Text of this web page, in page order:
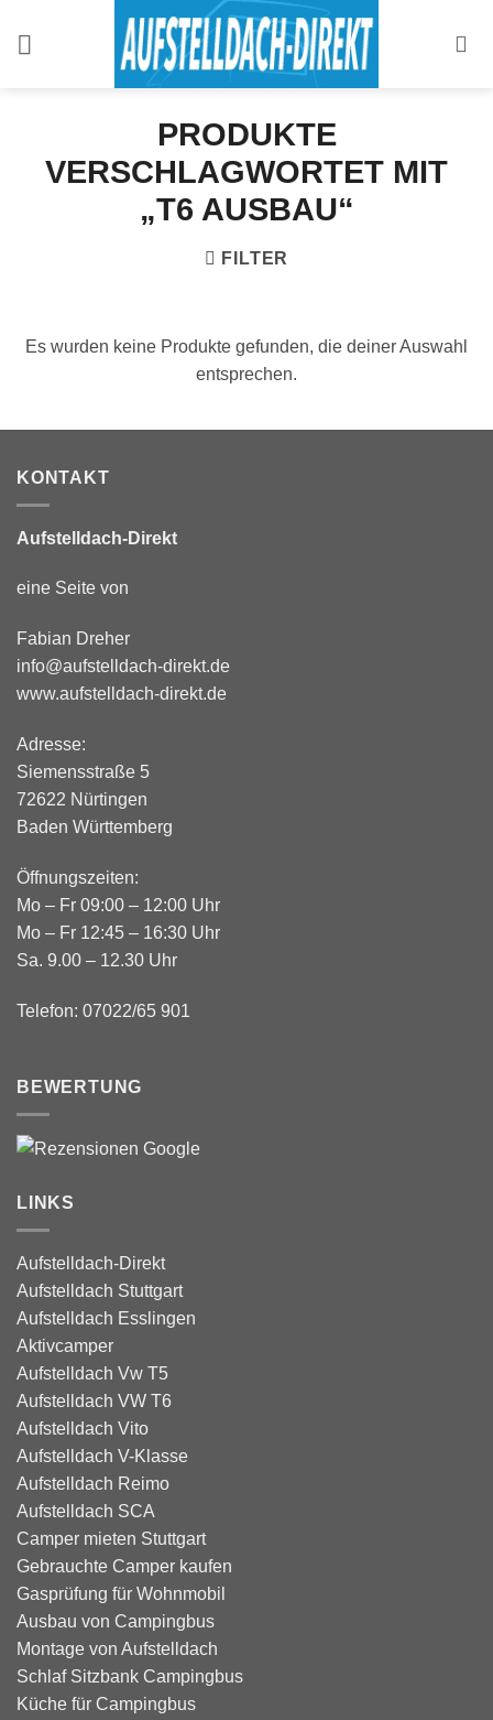
Inhalt
PRODUKTE
VERSCHLAGWORTET MIT
„T6 AUSBAU“
FILTER
Es wurden keine Produkte gefunden, die deiner Auswahl
entsprechen.
KONTAKT
Aufstelldach-Direkt
eine Seite von
Fabian Dreher
info@aufstelldach-direkt.de
www.aufstelldach-direkt.de
Adresse:
Siemensstraße 5
72622 Nürtingen
Baden Württemberg
Öffnungszeiten:
Mo – Fr 09:00 – 12:00 Uhr
Mo – Fr 12:45 – 16:30 Uhr
Sa. 9.00 – 12.30 Uhr
Telefon: 07022/65 901
BEWERTUNG
LINKS
Aufstelldach-Direkt
Aufstelldach Stuttgart
Aufstelldach Esslingen
Aktivcamper
Aufstelldach Vw T5
Aufstelldach VW T6
Aufstelldach Vito
Aufstelldach V-Klasse
Aufstelldach Reimo
Aufstelldach SCA
Camper mieten Stuttgart
Gebrauchte Camper kaufen
Gasprüfung für Wohnmobil
Ausbau von Campingbus
Montage von Aufstelldach
Schlaf Sitzbank Campingbus
Küche für Campingbus